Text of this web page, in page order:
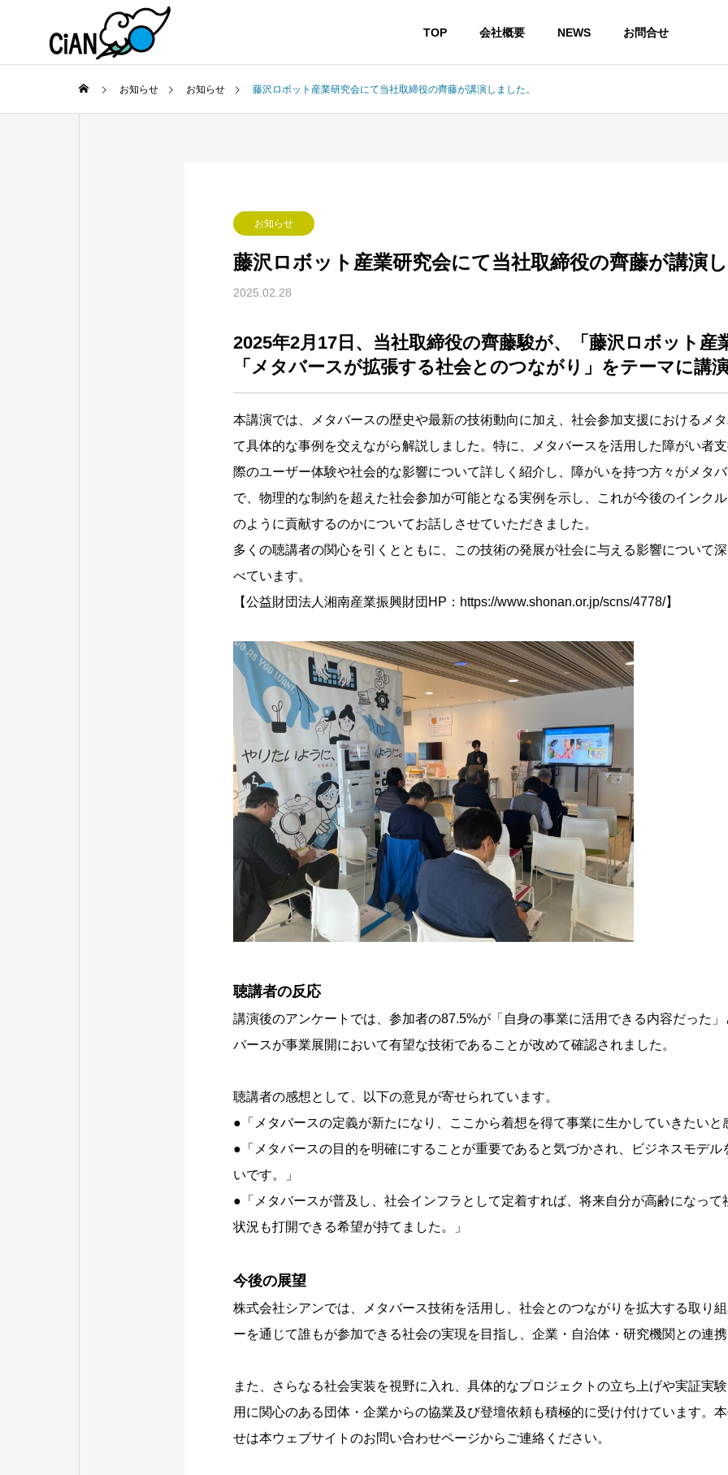
TOP 会社概要 NEWS お問合せ
お知らせ お知らせ 藤沢ロボット産業研究会にて当社取締役の齊藤が講演しました。
お知らせ
藤沢ロボット産業研究会にて当社取締役の齊藤が講演
2025.02.28
2025年2月17日、当社取締役の齊藤駿が、「藤沢ロボット産
「メタバースが拡張する社会とのつながり」をテーマに講
本講演では、メタバースの歴史や最新の技術動向に加え、社会参加支援におけるメ
て具体的な事例を交えながら解説しました。特に、メタバースを活用した障がい者
際のユーザー体験や社会的な影響について詳しく紹介し、障がいを持つ方々がメタ
で、物理的な制約を超えた社会参加が可能となる実例を示し、これが今後のインク
のように貢献するのかについてお話しさせていただきました。
多くの聴講者の関心を引くとともに、この技術の発展が社会に与える影響について
べています。
【公益財団法人湘南産業振興財団HP： https://www.shonan.or.jp/scns/4778/】
聴講者の反応
講演後のアンケートでは、参加者の87.5%が「自身の事業に活用できる内容だった
バースが事業展開において有望な技術であることが改めて確認されました。
聴講者の感想として、以下の意見が寄せられています。
●「メタバースの定義が新たになり、ここから着想を得て事業に生かしていきたいと
●「メタバースの目的を明確にすることが重要であると気づかされ、ビジネスモデル
いです。」
●「メタバースが普及し、社会インフラとして定着すれば、将来自分が高齢になって
状況も打開できる希望が持てました。」
今後の展望
株式会社シアンでは、メタバース技術を活用し、社会とのつながりを拡大する取り
ーを通じて誰もが参加できる社会の実現を目指し、企業・自治体・研究機関との連
また、さらなる社会実装を視野に入れ、具体的なプロジェクトの立ち上げや実証実
用に関心のある団体・企業からの協業及び登壇依頼も積極的に受け付けています。
せは本ウェブサイトのお問い合わせページからご連絡ください。